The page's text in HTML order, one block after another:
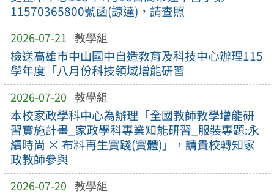
11570365800號函(諒達)，請查照
2026-07-21 教學組
檢送高雄市中山國中自造教育及科技中心辦理115
學年度「八月份科技領域增能研習
2026-07-20 教學組
本校家政學科中心為辦理「全國教師教學增能研
習實施計畫_家政學科專業知能研習_服裝專題:永
續時尚 × 布料再生實踐(實體)」，請貴校轉知家
政教師參與
2026-07-20 教學組